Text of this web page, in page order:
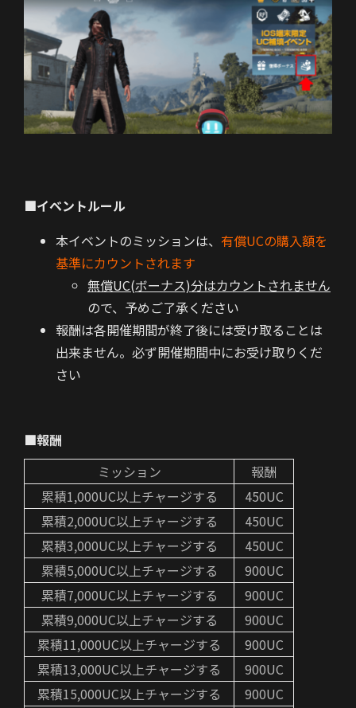
■イベントルール
本イベントのミッションは、 有償UCの購入額を
基準にカウントされます
無償UC(ボーナス)分はカウントされません
ので、予めご了承ください
報酬は各開催期間が終了後には受け取ることは
出来ません。必ず開催期間中にお受け取りくだ
さい
■報酬
ミッション
報酬
累積1,000UC以上チャージする
450UC
累積2,000UC以上チャージする
450UC
累積3,000UC以上チャージする
450UC
累積5,000UC以上チャージする
900UC
累積7,000UC以上チャージする
900UC
累積9,000UC以上チャージする
900UC
累積11,000UC以上チャージする
900UC
累積13,000UC以上チャージする
900UC
累積15,000UC以上チャージする
900UC